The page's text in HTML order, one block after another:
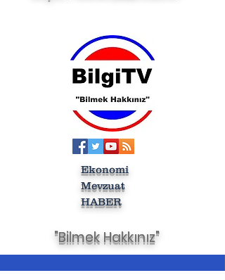
Ekonomi
Mevzuat
HABER
"Bilmek Hakkınız"